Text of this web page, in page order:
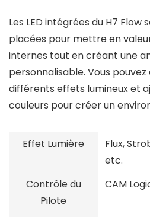
Les LED intégrées du H7
placées pour mettre en
internes tout en créant une
personnalisable. Vous
différents effets lumineux et
couleurs pour créer un
Effet Lumière
Flux,
etc.
Contrôle du
Pilote
CAM